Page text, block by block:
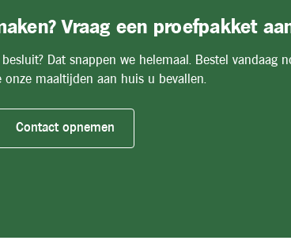
Vraag een proefpakket
Dat snappen we helemaal. Bestel vandaag
maaltijden aan huis u bevallen.
Contact opnemen